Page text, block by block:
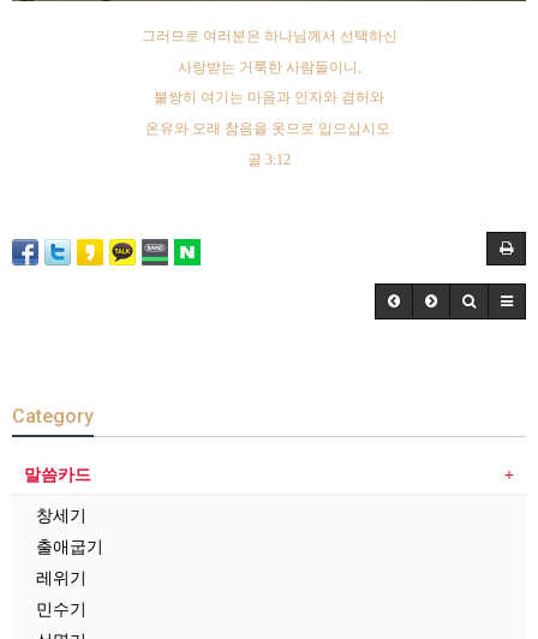
그러므로 여러분은 하나님께서 선택하신
사랑받는 거룩한 사람들이니
불쌍히 여기는 마음과 인자와 겸허와
온유와 오래 참음을 옷으로 입으십시오.
골 3:12
Category
말씀카드
창세기
출애굽기
레위기
민수기